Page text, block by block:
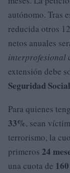
autónomo. Tras
reducida otros
netos anuales
interprofesional
extensión debe
Seguridad Social
Para quienes
33%, sean
terrorismo, la
primeros 24
una cuota de